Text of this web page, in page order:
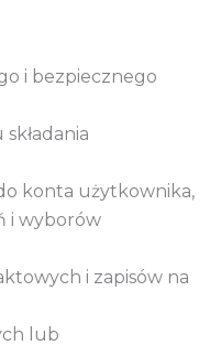
i bezpiecznego
konta użytkownika,
i wyborów
i zapisów na
lub